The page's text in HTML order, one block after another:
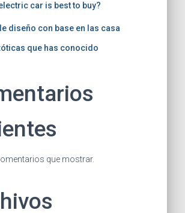
car is best to buy?
diseño con base en las casa
que has conocido
que mostrar.